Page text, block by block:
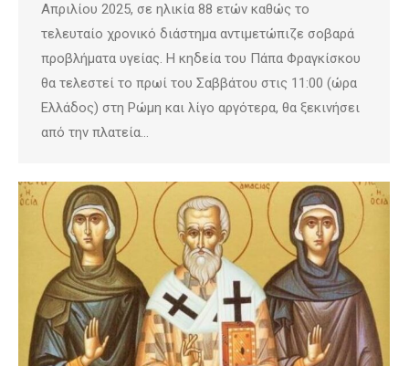
Απριλίου 2025, σε ηλικία 88 ετών καθώς το
τελευταίο χρονικό διάστημα αντιμετώπιζε σοβαρά
προβλήματα υγείας. Η κηδεία του Πάπα Φραγκίσκου
θα τελεστεί το πρωί του Σαββάτου στις 11:00 (ώρα
Ελλάδος) στη Ρώμη και λίγο αργότερα, θα ξεκινήσει
από την πλατεία…